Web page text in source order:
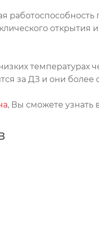
работоспособность
открытия
температурах
за ДЗ и они
, Вы сможете узнать